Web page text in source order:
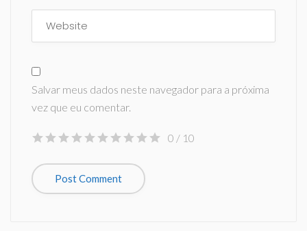
Salvar meus dados neste navegador para a próxima
vez que eu comentar.
0 / 10